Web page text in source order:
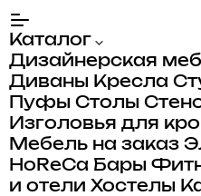
Каталог
Дизайнерская
Диваны Кресла
Пуфы Столы
Изголовья для
Мебель на заказ
HoReCa Бары
и отели Хостелы